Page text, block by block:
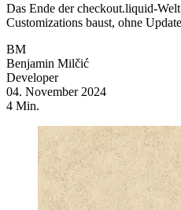
Das Ende der checkout.liquid-
Customizations baust, ohne
BM
Benjamin Milčić
Developer
04. November 2024
4 Min.